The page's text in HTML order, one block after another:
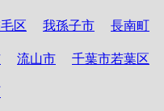
区 我孫子市 長南町
流山市 千葉市若葉区